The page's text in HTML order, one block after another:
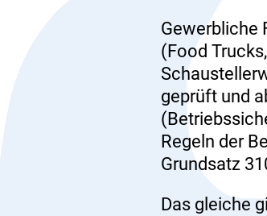
Gewerbliche
(Food
geprüft und
Regeln der
Grundsatz
Das gleiche